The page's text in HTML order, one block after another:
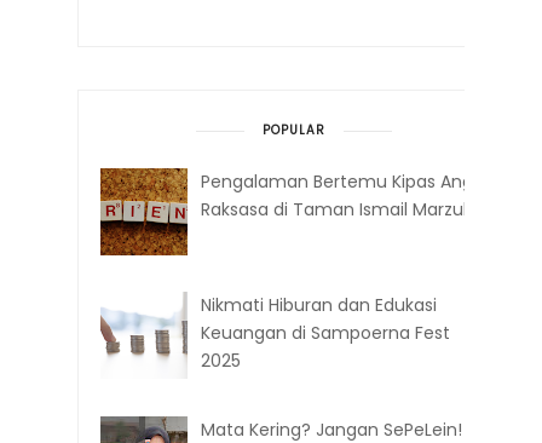
POPULAR
Pengalaman Bertemu Kipas Angin
Raksasa di Taman Ismail Marzuki
Nikmati Hiburan dan Edukasi
Keuangan di Sampoerna Fest
2025
Mata Kering? Jangan SePeLein!